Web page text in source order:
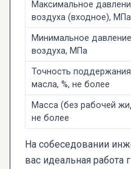
Максимальное
воздуха (входное), МПа
Минимальное
воздуха, МПа
Точность
масла, %, не более
Масса (без рабочей
не более
На собеседовании
вас идеальная работа